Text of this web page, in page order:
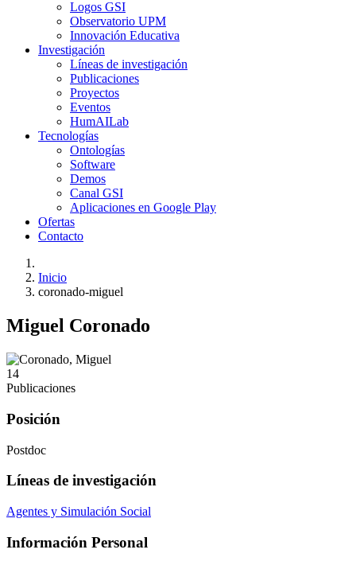
Logos GSI
Observatorio UPM
Innovación Educativa
Investigación
Líneas de investigación
Publicaciones
Proyectos
Eventos
HumAILab
Tecnologías
Ontologías
Software
Demos
Canal GSI
Aplicaciones en Google Play
Ofertas
Contacto
Inicio
coronado-miguel
Miguel Coronado
14
Publicaciones
Posición
Postdoc
Líneas de investigación
Agentes y Simulación Social
Información Personal